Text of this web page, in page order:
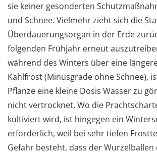
sie keiner gesonderten
und Schnee. Vielmehr zieht sich die
Überdauerungsorgan in der Erde
folgenden Frühjahr erneut
während des Winters über eine
Kahlfrost (Minusgrade ohne Schnee),
Pflanze eine kleine Dosis Wasser zu
nicht vertrocknet. Wo die
kultiviert wird, ist hingegen ein
erforderlich, weil bei sehr tiefen
Gefahr besteht, dass der